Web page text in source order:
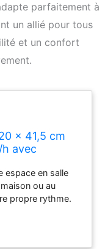
parfaitement à
un allié pour tous
et un confort
x 41,5 cm
avec
espace en salle
ou au
propre rythme.
- Aucun
et peut être